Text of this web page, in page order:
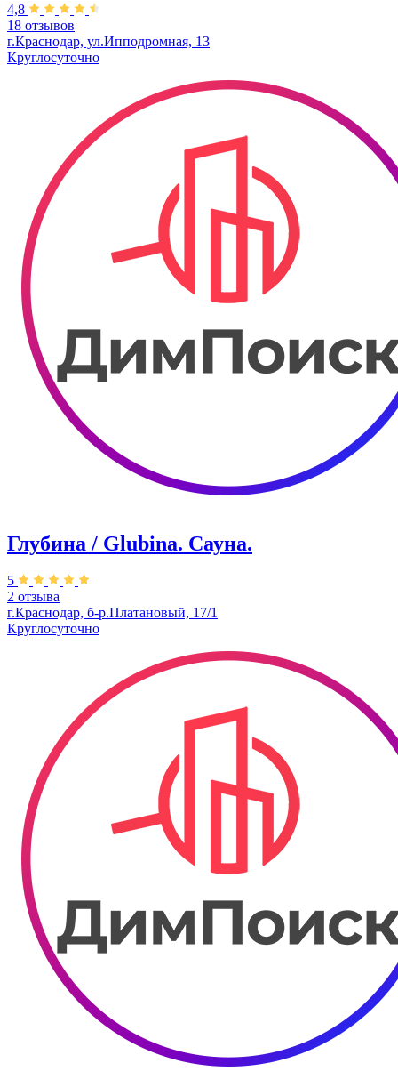
4,8
18 отзывов
г.Краснодар, ул.Ипподромная, 13
Круглосуточно
Глубина / Glubina. Сауна.
5
2 отзыва
г.Краснодар, б-р.​Платановый, 17/1
Круглосуточно